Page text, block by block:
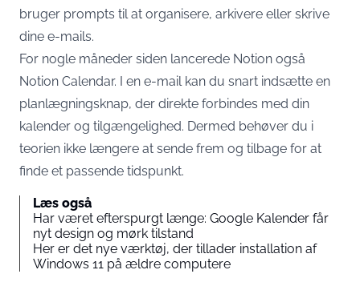
bruger prompts til at organisere, arkivere eller skrive
dine e-mails.
For nogle måneder siden lancerede Notion også
Notion Calendar. I en e-mail kan du snart indsætte en
planlægningsknap, der direkte forbindes med din
kalender og tilgængelighed. Dermed behøver du i
teorien ikke længere at sende frem og tilbage for at
finde et passende tidspunkt.
Læs også
Har været efterspurgt længe: Google Kalender får
nyt design og mørk tilstand
Her er det nye værktøj, der tillader installation af
Windows 11 på ældre computere